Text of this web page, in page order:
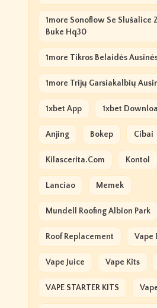
1more Sonoflow Se Slušalice
Buke Hq30
1more Tikros Belaidės
1more Trijų Garsiakalbių
1xbet App 1xbet
Anjing Bokep Cibai
Kilascerita.com Kontol
Lanciao Memek
Mundell Roofing Albion Park
Roof Replacement Vape
Vape Juice Vape Kits
VAPE STARTER KITS